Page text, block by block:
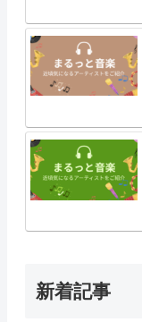
新着記事